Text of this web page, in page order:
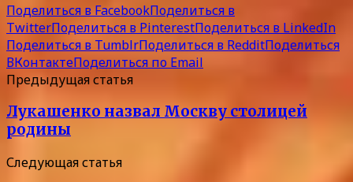
Поделиться в FacebookПоделиться в
TwitterПоделиться в PinterestПоделиться в LinkedIn
Поделиться в TumblrПоделиться в RedditПоделиться
ВКонтактеПоделиться по Email
Предыдущая статья
Лукашенко назвал Москву столицей
родины
Следующая статья